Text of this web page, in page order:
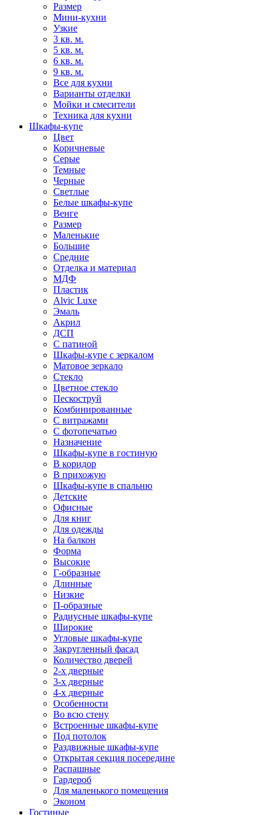
Размер
Мини-кухни
Узкие
3 кв. м.
5 кв. м.
6 кв. м.
9 кв. м.
Все для кухни
Варианты отделки
Мойки и смесители
Техника для кухни
Шкафы-купе
Цвет
Коричневые
Серые
Темные
Черные
Светлые
Белые шкафы-купе
Венге
Размер
Маленькие
Большие
Средние
Отделка и материал
МДФ
Пластик
Alvic Luxe
Эмаль
Акрил
ДСП
С патиной
Шкафы-купе с зеркалом
Матовое зеркало
Стекло
Цветное стекло
Пескоструй
Комбинированные
С витражами
С фотопечатью
Назначение
Шкафы-купе в гостиную
В коридор
В прихожую
Шкафы-купе в спальню
Детские
Офисные
Для книг
Для одежды
На балкон
Форма
Высокие
Г-образные
Длинные
Низкие
П-образные
Радиусные шкафы-купе
Широкие
Угловые шкафы-купе
Закругленный фасад
Количество дверей
2-х дверные
3-х дверные
4-х дверные
Особенности
Во всю стену
Встроенные шкафы-купе
Под потолок
Раздвижные шкафы-купе
Открытая секция посередине
Распашные
Гардероб
Для маленького помещения
Эконом
Гостиные